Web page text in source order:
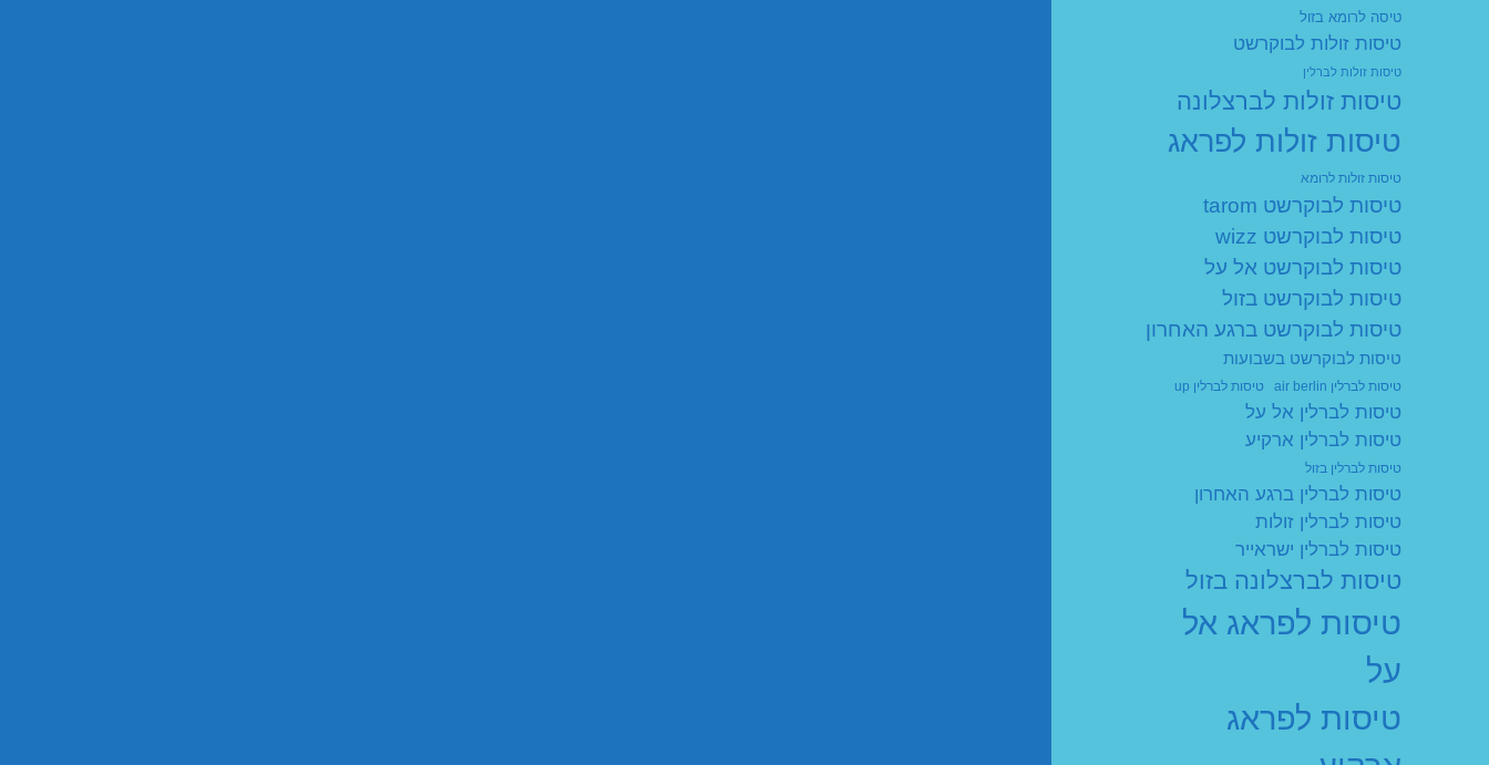
טיסה לרומא בזול
טיסות זולות לבוקרשט
טיסות זולות לברלין
טיסות זולות לברצלונה
טיסות זולות לפראג
טיסות זולות לרומא
טיסות לבוקרשט tarom
טיסות לבוקרשט wizz
טיסות לבוקרשט אל על
טיסות לבוקרשט בזול
טיסות לבוקרשט ברגע האחרון
טיסות לבוקרשט בשבועות
טיסות לברלין air berlin טיסות לברלין up
טיסות לברלין אל על
טיסות לברלין ארקיע
טיסות לברלין בזול
טיסות לברלין ברגע האחרון
טיסות לברלין זולות
טיסות לברלין ישראייר
טיסות לברצלונה בזול
טיסות לפראג אל
על
טיסות לפראג